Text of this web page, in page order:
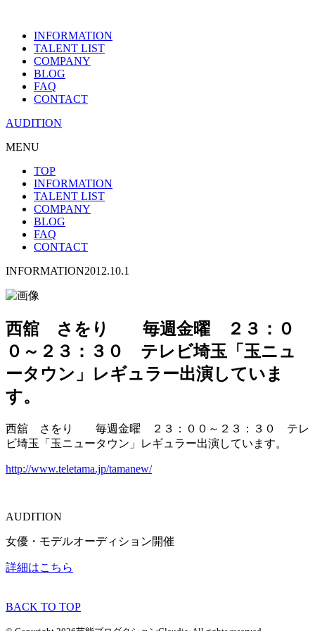
INFORMATION
TALENT LIST
COMPANY
BLOG
FAQ
CONTACT
AUDITION
MENU
TOP
INFORMATION
TALENT LIST
COMPANY
BLOG
FAQ
CONTACT
INFORMATION2012.10.1
西舘 さをり 毎週金曜 ２３：０
０～２３：３０ テレビ埼玉「玉ニュ
ータウン」レギュラー出演していま
す。
西舘 さをり 毎週金曜 ２３：００～２３：３０ テレ
ビ埼玉「玉ニュータウン」レギュラー出演しています。
http://www.teletama.jp/tamanew/
AUDITION
女優・モデルオーディション開催
詳細はこちら
BACK TO TOP